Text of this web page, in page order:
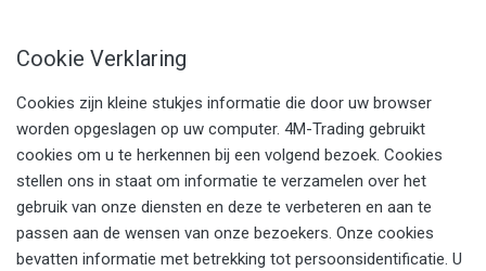
Cookie Verklaring
Cookies zijn kleine stukjes informatie die door uw browser
worden opgeslagen op uw computer. 4M-Trading gebruikt
cookies om u te herkennen bij een volgend bezoek. Cookies
stellen ons in staat om informatie te verzamelen over het
gebruik van onze diensten en deze te verbeteren en aan te
passen aan de wensen van onze bezoekers. Onze cookies
bevatten informatie met betrekking tot persoonsidentificatie. U